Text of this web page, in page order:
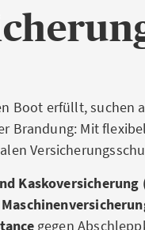
Boot erfüllt, suchen
Brandung: Mit
Kaskoversicherung
gegen